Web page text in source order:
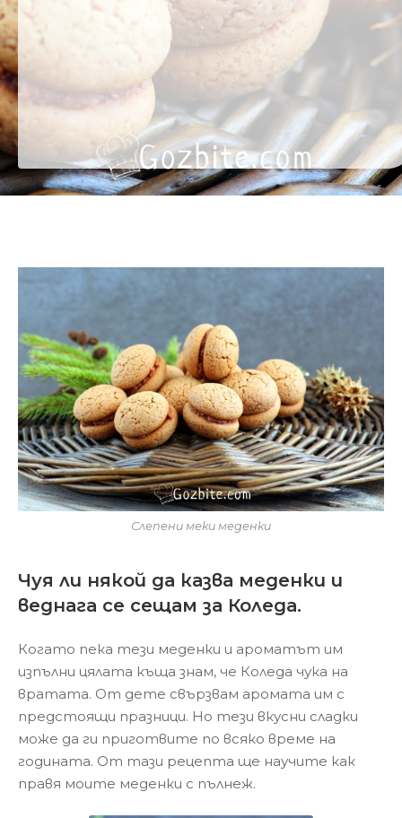
Слепени меки меденки
Чуя ли някой да казва меденки и
веднага се сещам за Коледа.
Когато пека тези меденки и ароматът им
изпълни цялата къща знам, че Коледа чука на
вратата. От дете свързвам аромата им с
предстоящи празници. Но тези вкусни сладки
може да ги приготвите по всяко време на
годината. От тази рецепта ще научите как
правя моите меденки с пълнеж.